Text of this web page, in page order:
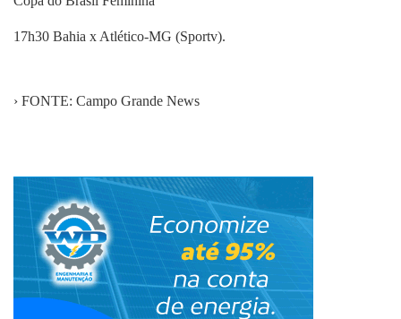
17h30 Bahia x Atlético-MG (Sportv).
› FONTE: Campo Grande News